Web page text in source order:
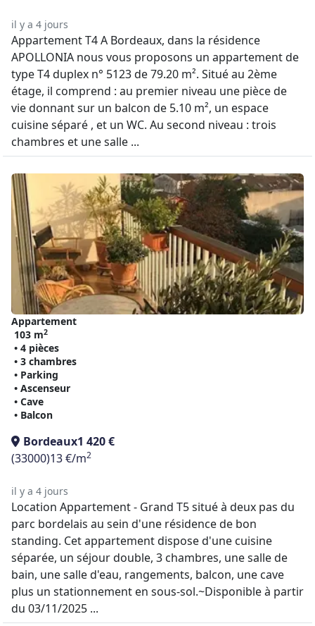
il y a 4 jours
Appartement T4 A Bordeaux, dans la résidence
APOLLONIA nous vous proposons un appartement de
type T4 duplex n° 5123 de 79.20 m². Situé au 2ème
étage, il comprend : au premier niveau une pièce de
vie donnant sur un balcon de 5.10 m², un espace
cuisine séparé , et un WC. Au second niveau : trois
chambres et une salle ...
Appartement
103 m2
• 4 pièces
• 3 chambres
• Parking
• Ascenseur
• Cave
• Balcon
Bordeaux1 420 €
(33000)13 €/m2
il y a 4 jours
Location Appartement - Grand T5 situé à deux pas du
parc bordelais au sein d'une résidence de bon
standing. Cet appartement dispose d'une cuisine
séparée, un séjour double, 3 chambres, une salle de
bain, une salle d'eau, rangements, balcon, une cave
plus un stationnement en sous-sol.~Disponible à partir
du 03/11/2025 ...